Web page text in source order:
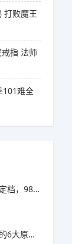
打败魔王
指 法师
101难全
帝国时代2新DLC定档，98元预购竟藏三大美洲文明秘密
《GTA6》开发慢的6大原因，竟与编剧离职和内部矛盾有关